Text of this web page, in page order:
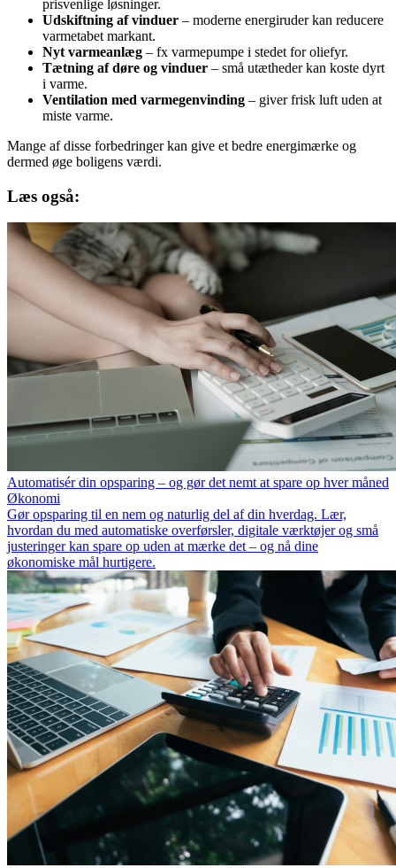
prisvenlige løsninger.
Udskiftning af vinduer – moderne energiruder kan reducere
varmetabet markant.
Nyt varmeanlæg – fx varmepumpe i stedet for oliefyr.
Tætning af døre og vinduer – små utætheder kan koste dyrt
i varme.
Ventilation med varmegenvinding – giver frisk luft uden at
miste varme.
Mange af disse forbedringer kan give et bedre energimærke og
dermed øge boligens værdi.
Læs også:
Automatisér din opsparing – og gør det nemt at spare op hver måned
Økonomi
Gør opsparing til en nem og naturlig del af din hverdag. Lær,
hvordan du med automatiske overførsler, digitale værktøjer og små
justeringer kan spare op uden at mærke det – og nå dine
økonomiske mål hurtigere.